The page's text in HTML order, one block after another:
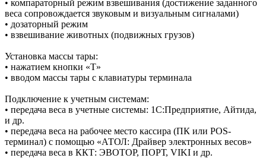
• компараторный режим взвешивания (достижение заданного
веса сопровождается звуковым и визуальным сигналами)
• дозаторный режим
• взвешивание животных (подвижных грузов)
Установка массы тары:
• нажатием кнопки «T»
• вводом массы тары с клавиатуры терминала
Подключение к учетным системам:
• передача веса в учетные системы: 1С:Предприятие, Айтида,
и др.
• передача веса на рабочее место кассира (ПК или POS-
терминал) с помощью «АТОЛ: Драйвер электронных весов»
• передача веса в ККТ: ЭВОТОР, ПОРТ, VIKI и др.